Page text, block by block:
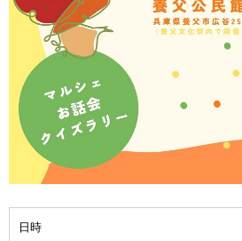
日時